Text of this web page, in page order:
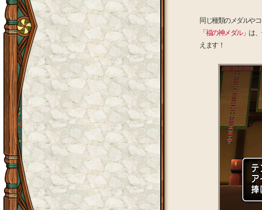
同じ種類のメダルや
「福の神メダル」 は
えます！